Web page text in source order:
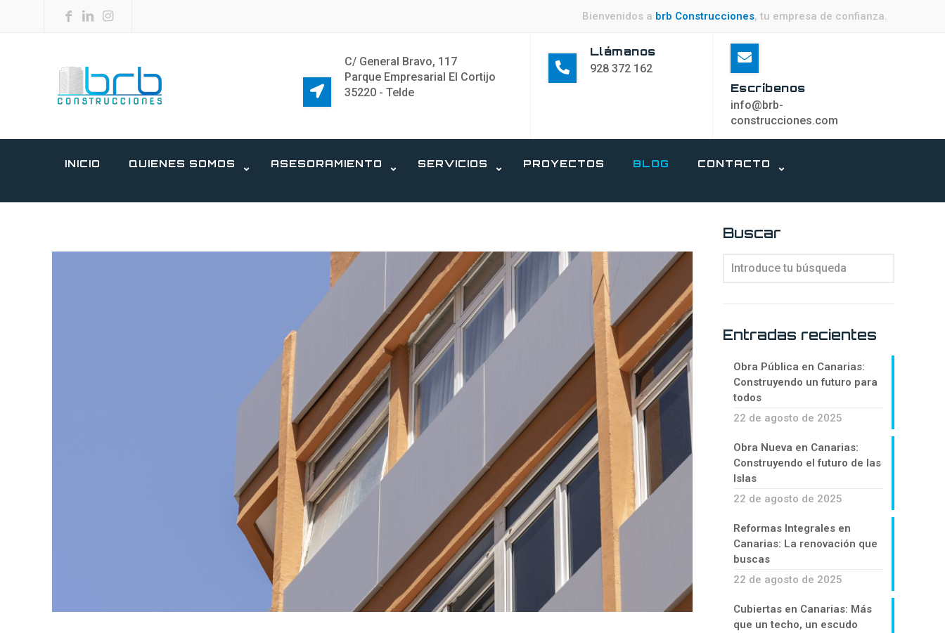
Bienvenidos a brb Construcciones, tu empresa de confianza.
C/ General Bravo, 117
Parque Empresarial El Cortijo
35220 - Telde
Llámanos
928 372 162
Escríbenos
info@brb-
construcciones.com
INICIO QUIENES SOMOS ASESORAMIENTO SERVICIOS PROYECTOS BLOG CONTACTO
Buscar
Entradas recientes
Obra Pública en Canarias:
Construyendo un futuro para
todos
22 de agosto de 2025
Obra Nueva en Canarias:
Construyendo el futuro de las
Islas
22 de agosto de 2025
Reformas Integrales en
Canarias: La renovación que
buscas
22 de agosto de 2025
Cubiertas en Canarias: Más
que un techo, un escudo